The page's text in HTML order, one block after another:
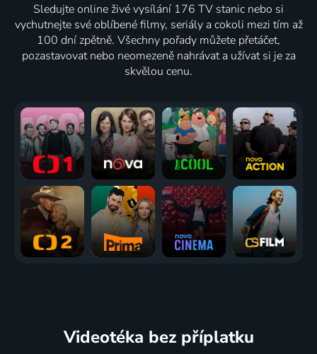
Sledujte online živé vysílání 176 TV stanic nebo si
vychutnejte své oblíbené filmy, seriály a cokoli mezi tím až
100 dní zpětně. Všechny pořady můžete přetáčet,
pozastavovat nebo neomezeně nahrávat a užívat si je za
skvělou cenu.
Videotéka bez příplatku